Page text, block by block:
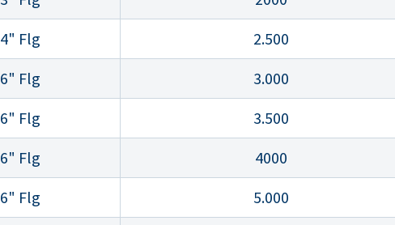
4" Flg 2.500
6" Flg 3.000
6" Flg 3.500
6" Flg 4000
6" Flg 5.000